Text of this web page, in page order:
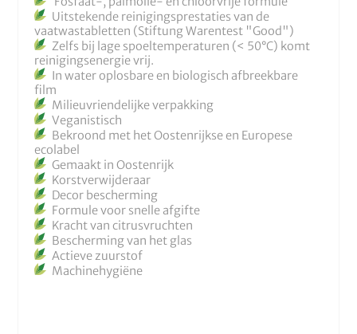
Uitstekende reinigingsprestaties van de
vaatwastabletten (Stiftung Warentest "Good")
Zelfs bij lage spoeltemperaturen (< 50°C) komt
reinigingsenergie vrij.
In water oplosbare en biologisch afbreekbare
film
Milieuvriendelijke verpakking
Veganistisch
Bekroond met het Oostenrijkse en Europese
ecolabel
Gemaakt in Oostenrijk
Korstverwijderaar
Decor bescherming
Formule voor snelle afgifte
Kracht van citrusvruchten
Bescherming van het glas
Actieve zuurstof
Machinehygiëne